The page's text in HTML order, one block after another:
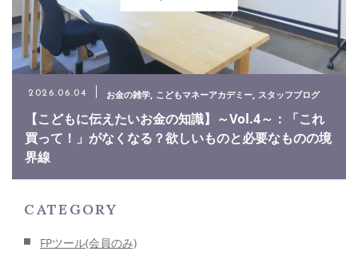
2026.06.04 お金の雑学 こどもマネーアカデミー スタッフブログ
【こどもに伝えたいお金の知識】～Vol.4～：「これ
買って！」がなくなる？欲しいものと必要なものの境
界線
CATEGORY
FPツール(会員のみ)